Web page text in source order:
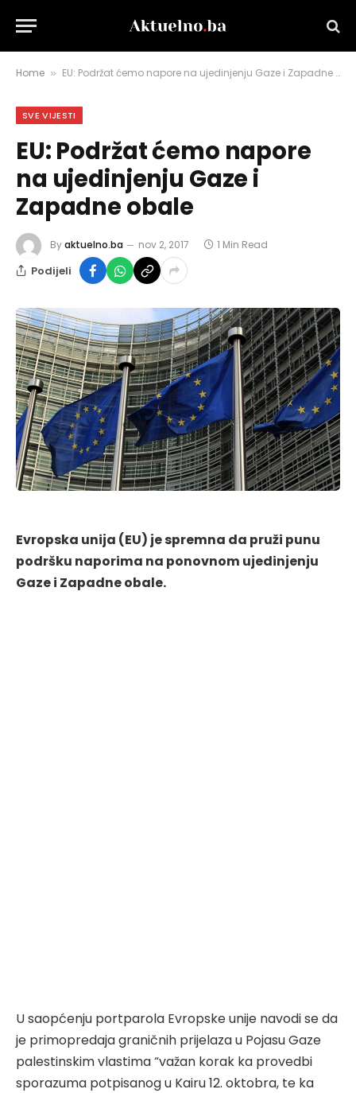
Home » EU: Podržat ćemo napore na ujedinjenju Gaze i Zapadne obale
SVE VIJESTI
EU: Podržat ćemo napore
na ujedinjenju Gaze i
Zapadne obale
Byaktuelno.ba nov 2, 2017 1 Min Read
Podijeli
Evropska unija (EU) je spremna da pruži punu
podršku naporima na ponovnom ujedinjenju
Gaze i Zapadne obale.
U saopćenju portparola Evropske unije navodi se da
je primopredaja graničnih prijelaza u Pojasu Gaze
palestinskim vlastima “važan korak ka provedbi
sporazuma potpisanog u Kairu 12. oktobra, te ka